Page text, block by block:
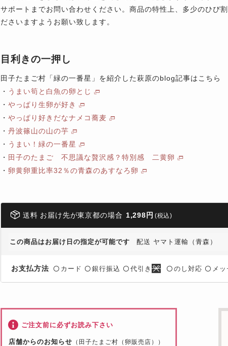
サポートまでお問い合わせください。商品の特性上、多少のひび
ださいますようお願い致します。
目利きの一押し
田子たまご村「緑の一番星」を紹介した萩原のblog記事はこちら
・ うまい筍と白魚の卵とじ
・ やっぱり生卵が好き
・ やっぱり好きだなナメコ蕎麦
・ 丹波篠山の山の芋
・ うまい！緑の一番星
・ 田子のたまご 不思議な贅沢感？特別感 二黄卵
・ 卵黄卵重比率32％の青森のあすなろ卵
送料 お届け先が東京都の場合 1,298円 (税込)
この商品はお届け日の指定が可能です 配送 ヤマト運輸（青森）
お支払方法 〇 カード 〇 銀行振込 〇 代引き 〇 のし対応 〇 メ
ご注文前に必ずお読み下さい
店舗からのお知らせ （田子たまご村（卵販売店））